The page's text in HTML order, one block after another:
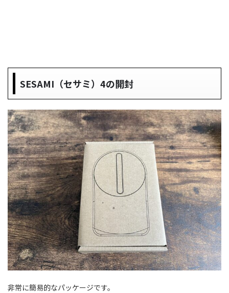
SESAMI（セサミ）4の開封
非常に簡易的なパッケージです。